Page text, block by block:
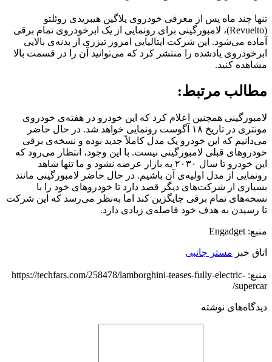
تنها چند ماه پس از معرفی خودروی پلاگین هیبریدی روئلتو
(Revuelto)، لامبورگینی برای رونمایی از یک ابرخودروی تمام برقی
آماده می‌شود. این شرکت ایتالیایی امروز تیزری از بدنه‌ی بالایی
ابرخودروی یادشده را منتشر کرد که می‌توانید آن را در قسمت بالا
مشاهده کنید.
مطالب مرتبط:
لامبورگینی همچنین اعلام کرد که این خودرو در هفته‌ی خودروی
مونتری در تاریخ ۱۸ آگوست رونمایی خواهد شد. در حال حاضر
می‌دانیم که این خودرو یک مدل کاملاً جدید بوده و نسخه‌ی برقی
خودروهای قبلی لامبورگینی نیست. با این وجود، انتظار می‌رود که
این خودرو تا سال ۲۰۳۰ به بازار عرضه نشود و ما تنها شاهد
رونمایی از مدل اولیه‌ی آن باشیم. در حال حاضر لامبورگینی مانند
بسیاری از شرکت‌های دیگر قصد دارد تا خودروهای خود را با
نسخه‌های تمام برقی جایگزین کند اما به‌نظر می‌رسد که این شرکت
تا رسیدن به هدف خود فاصله‌ی زیادی دارد.
منبع: Engadget
اتاق خبر مستر جانبی
منبع: https://techfars.com/258478/lamborghini-teases-fully-electric-
supercar/
دیدگاه‌های نوشته